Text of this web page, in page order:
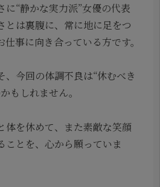
に“静かな実力派”女優の代表
とは裏腹に、常に地に足をつ
事に向き合っている方です。
、今回の体調不良は“休むべき
もしれません。
体を休めて、また素敵な笑顔
ことを、心から願っていま